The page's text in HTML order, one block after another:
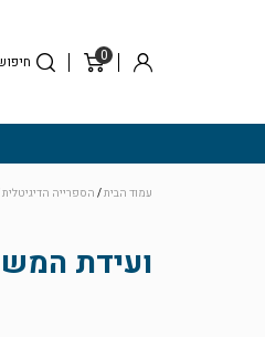
0
סל
התחבר
עמוד הבית/ הספרייה הדיגיטלית
ועידת